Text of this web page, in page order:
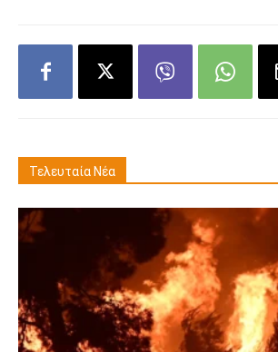
Τελευταία Νέα